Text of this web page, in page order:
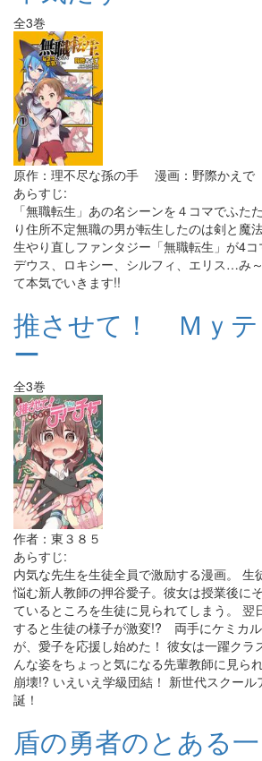
全3巻
原作：理不尽な孫の手 漫画：野際かえで
あらすじ:
「無職転生」あの名シーンを４コマでふた
り住所不定無職の男が転生したのは剣と
生やり直しファンタジー「無職転生」が4
デウス、ロキシー、シルフィ、エリス…み
て本気でいきます!!
推させて！ Ｍｙテ
ー
全3巻
作者：東３８５
あらすじ:
内気な先生を生徒全員で激励する漫画。 生
悩む新人教師の押谷愛子。彼女は授業後に
ているところを生徒に見られてしまう。 翌
すると生徒の様子が激変!? 両手にケミカ
が、愛子を応援し始めた！ 彼女は一躍ク
んな姿をちょっと気になる先輩教師に見
崩壊!? いえいえ学級団結！ 新世代スクール
誕！
盾の勇者のとある